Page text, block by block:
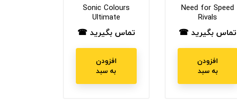
Need for Speed
Rivals
قیمت
تماس بگیرید ☎
افزودن
به سبد
Sonic Colours
Ultimate
قیمت
تماس بگیرید ☎
افزودن
به سبد